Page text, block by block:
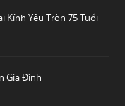
Kính Yêu Tròn 75 Tuổi
Gia Đình